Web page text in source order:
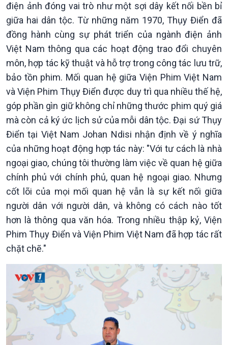
Kinh tế
Tin Kinh tế
Trước giờ mở cửa
Dòng chảy Kinh tế
Sức sống hàng Việt
Khởi nghiệp
Tuyên chiến với gian lận
thương mại
Nông nghiệp & Biển đảo
Tin Nông nghiệp & Biển
đảo
Mùa vàng
Biển đảo Việt Nam
Tâm tình biên giới và hải
đảo
Tìm hiểu biển, đảo Việt
Nam
điện ảnh đóng vai trò như một sợi dây kết nối bền bỉ
giữa hai dân tộc. Từ những năm 1970, Thụy Điển đã
đồng hành cùng sự phát triển của ngành điện ảnh
Việt Nam thông qua các hoạt động trao đổi chuyên
môn, hợp tác kỹ thuật và hỗ trợ trong công tác lưu trữ,
bảo tồn phim. Mối quan hệ giữa Viện Phim Việt Nam
và Viện Phim Thụy Điển được duy trì qua nhiều thế hệ,
góp phần gìn giữ không chỉ những thước phim quý giá
mà còn cả ký ức lịch sử của mỗi dân tộc. Đại sứ Thụy
Điển tại Việt Nam Johan Ndisi nhận định về ý nghĩa
của những hoạt động hợp tác này: "Với tư cách là nhà
ngoại giao, chúng tôi thường làm việc về quan hệ giữa
chính phủ với chính phủ, quan hệ ngoại giao. Nhưng
cốt lõi của mọi mối quan hệ vẫn là sự kết nối giữa
người dân với người dân, và không có cách nào tốt
hơn là thông qua văn hóa. Trong nhiều thập kỷ, Viện
Phim Thụy Điển và Viện Phim Việt Nam đã hợp tác rất
chặt chẽ."